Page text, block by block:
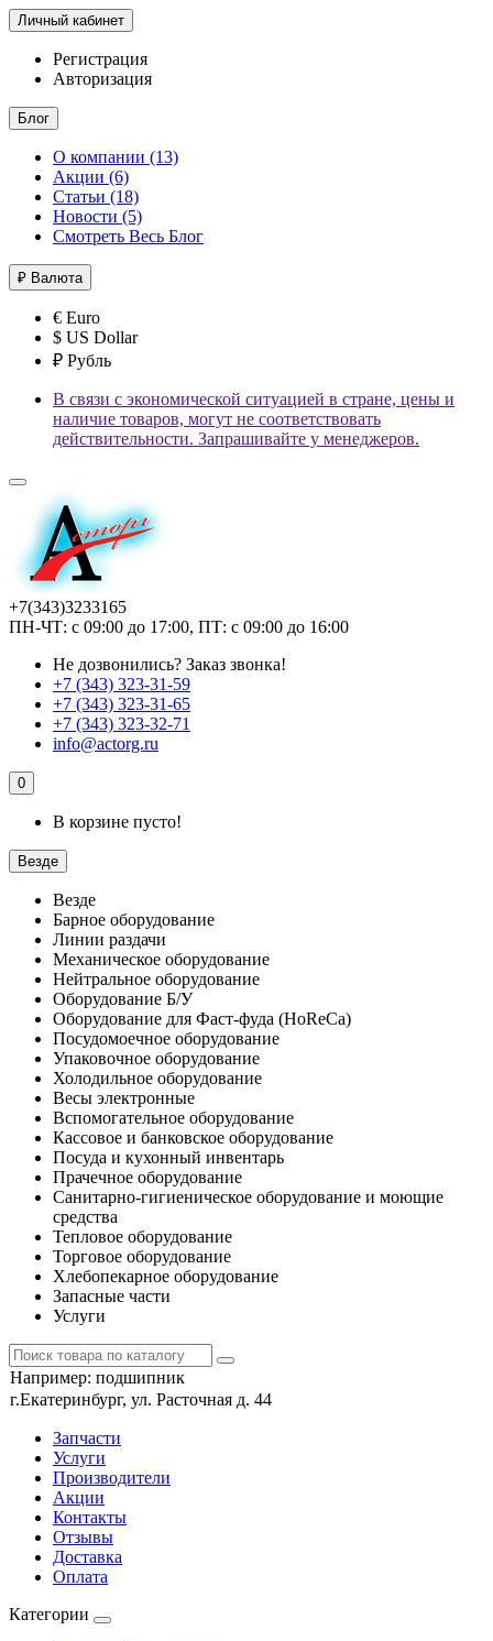
Личный кабинет
Регистрация
Авторизация
Блог
О компании (13)
Акции (6)
Статьи (18)
Новости (5)
Смотреть Весь Блог
₽ Валюта
€ Euro
$ US Dollar
₽ Рубль
В связи с экономической ситуацией в стране, цены и
наличие товаров, могут не соответствовать
действительности. Запрашивайте у менеджеров.
+7(343)3233165
ПН-ЧТ: с 09:00 до 17:00, ПТ: с 09:00 до 16:00
Не дозвонились? Заказ звонка!
+7 (343) 323-31-59
+7 (343) 323-31-65
+7 (343) 323-32-71
info@actorg.ru
0
В корзине пусто!
Везде
Везде
Барное оборудование
Линии раздачи
Механическое оборудование
Нейтральное оборудование
Оборудование Б/У
Оборудование для Фаст-фуда (HoReCa)
Посудомоечное оборудование
Упаковочное оборудование
Холодильное оборудование
Весы электронные
Вспомогательное оборудование
Кассовое и банковское оборудование
Посуда и кухонный инвентарь
Прачечное оборудование
Санитарно-гигиеническое оборудование и моющие
средства
Тепловое оборудование
Торговое оборудование
Хлебопекарное оборудование
Запасные части
Услуги
Например: подшипник
г.Екатеринбург, ул. Расточная д. 44
Запчасти
Услуги
Производители
Акции
Контакты
Отзывы
Доставка
Оплата
Категории